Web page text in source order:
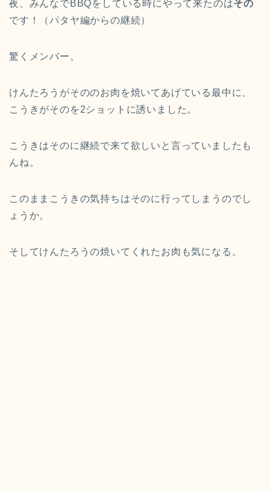
夜、みんなでBBQをしている時にやって来たのはその
です！（パタヤ編からの継続）
驚くメンバー。
けんたろうがそののお肉を焼いてあげている最中に、
こうきがそのを2ショットに誘いました。
こうきはそのに継続で来て欲しいと言っていましたも
んね。
このままこうきの気持ちはそのに行ってしまうのでし
ょうか。
そしてけんたろうの焼いてくれたお肉も気になる。